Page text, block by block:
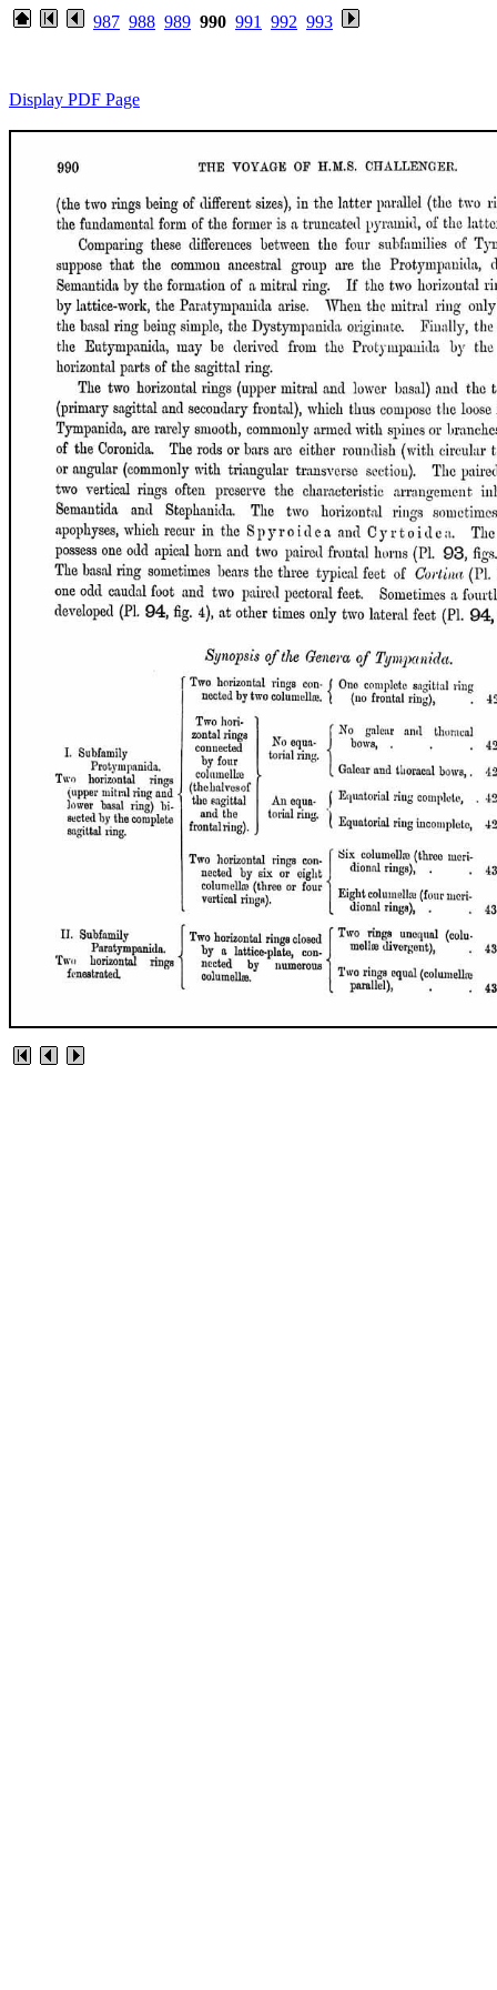
987 988 989 990 991 992 993
Display PDF Page